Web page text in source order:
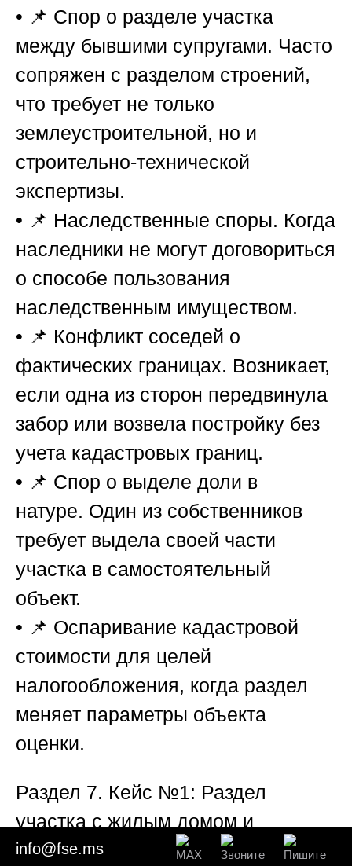
• 📌 Спор о разделе участка
между бывшими супругами. Часто
сопряжен с разделом строений,
что требует не только
землеустроительной, но и
строительно-технической
экспертизы.
• 📌 Наследственные споры. Когда
наследники не могут договориться
о способе пользования
наследственным имуществом.
• 📌 Конфликт соседей о
фактических границах. Возникает,
если одна из сторон передвинула
забор или возвела постройку без
учета кадастровых границ.
• 📌 Спор о выделе доли в
натуре. Один из собственников
требует выдела своей части
участка в самостоятельный
объект.
• 📌 Оспаривание кадастровой
стоимости для целей
налогообложения, когда раздел
меняет параметры объекта
оценки.
Раздел 7. Кейс №1: Раздел
участка с жилым домом и
невозможность выдела
info@fse.ms